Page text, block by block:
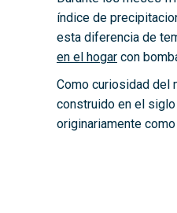
índice de
esta diferencia de
en el hogar con
Como curiosidad del
construido en el
originariamente